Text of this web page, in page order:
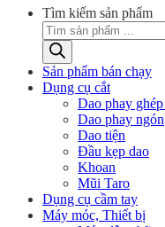
Tìm kiếm sản phẩm
Sản phẩm bán chạy
Dụng cụ cắt
Dao phay
Dao phay ngón
Dao tiện
Đầu kẹp dao
Khoan
Mũi Taro
Dụng cụ cầm tay
Máy móc, Thiết bị